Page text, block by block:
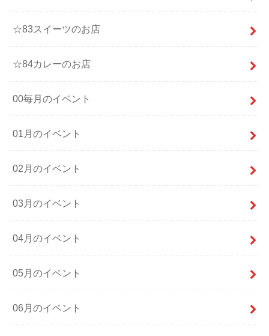
☆83スイーツのお店
☆84カレーのお店
00毎月のイベント
01月のイベント
02月のイベント
03月のイベント
04月のイベント
05月のイベント
06月のイベント